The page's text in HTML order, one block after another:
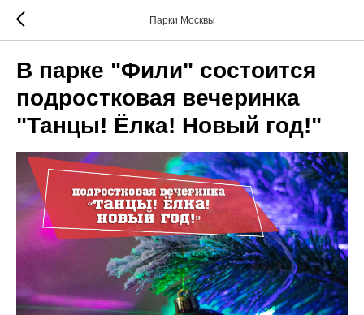
Парки Москвы
В парке "Фили" состоится
подростковая вечеринка
"Танцы! Ёлка! Новый год!"